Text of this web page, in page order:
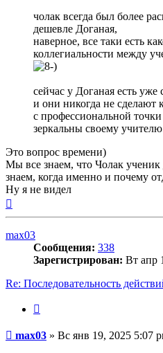
чолак всегда был более
дешевле Доганая,
наверное, все таки есть
коллегиальности между
сейчас у Доганая есть
и они никогда не
с профессиональной
зеркальны своему
Это вопрос времени)
Мы все знаем, что Чолак ученик
знаем, когда именно и почему
Ну я не видел
max03
Сообщения: 338
Зарегистрирован: Вт апр
Re: Последовательность
Сообщение
max03 » Вс янв 19, 2025 5:07